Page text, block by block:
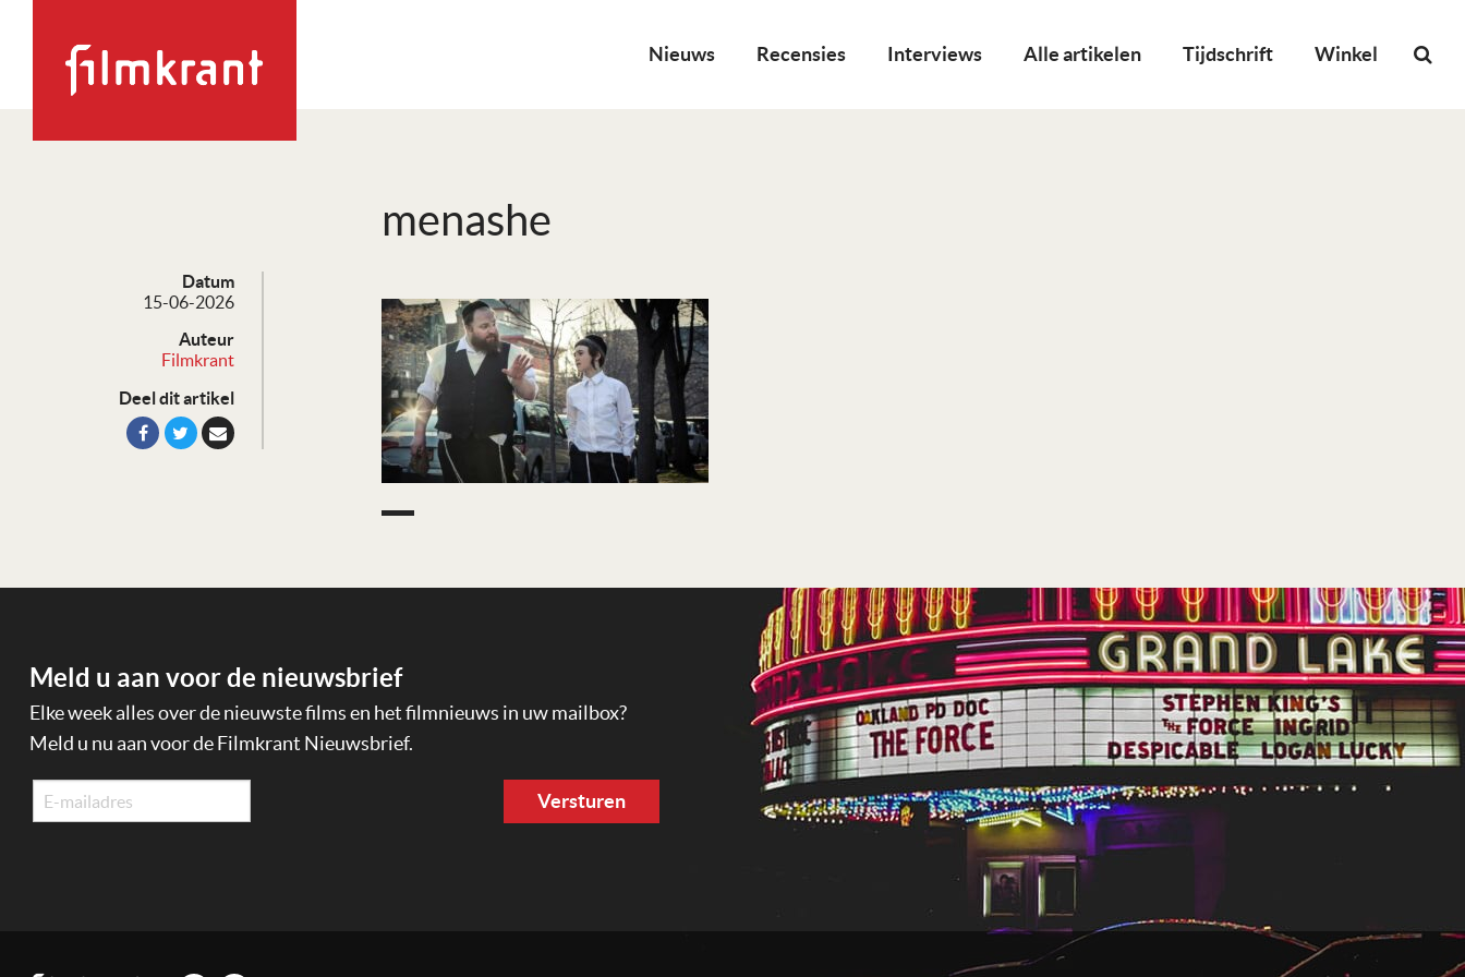
Nieuws Recensies Interviews Alle artikelen Tijdschrift Winkel
menashe
Datum
15-06-2026
Auteur
Filmkrant
Deel dit artikel
Meld u aan voor de nieuwsbrief
Elke week alles over de nieuwste films en het filmnieuws in uw mailbox?
Meld u nu aan voor de Filmkrant Nieuwsbrief.